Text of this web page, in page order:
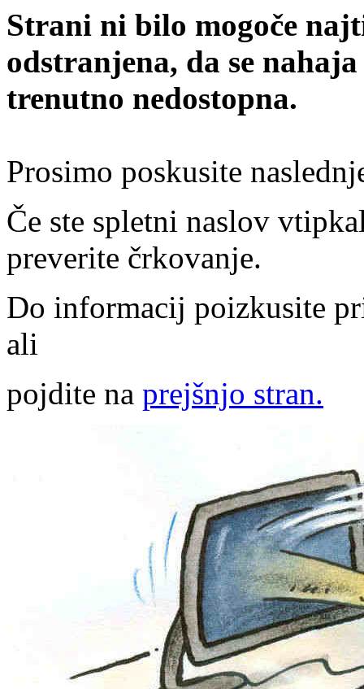
Strani ni bilo mogoče
odstranjena, da se
trenutno nedostopna.
Prosimo poskusite
Če ste spletni naslov
preverite črkovanje.
Do informacij poizkusite
ali
pojdite na prejšnjo stran.